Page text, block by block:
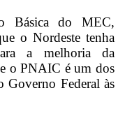
Básica do MEC,
o Nordeste tenha
a melhoria da
o PNAIC é um dos
Governo Federal às